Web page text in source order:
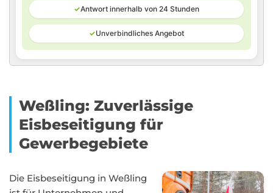
✓Antwort innerhalb von 24 Stunden
✓Unverbindliches Angebot
Weßling: Zuverlässige
Eisbeseitigung für
Gewerbegebiete
Die Eisbeseitigung in Weßling